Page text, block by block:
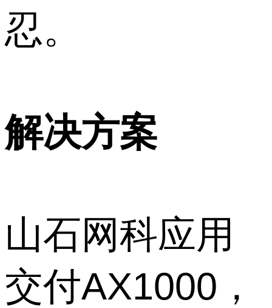
忍。
解决方案
山石网科应用
交付AX1000，